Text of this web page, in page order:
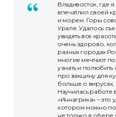
Владивосток, где
впечатлил своей
и морем. Горы
Урале. Удалось
увидеть все
очень здорово,
разных городах
многие мечтают
узнать и
про вакцину для
больше о вирусах,
Научилась работе
«Иннагрика» – это
котором можно
не только в